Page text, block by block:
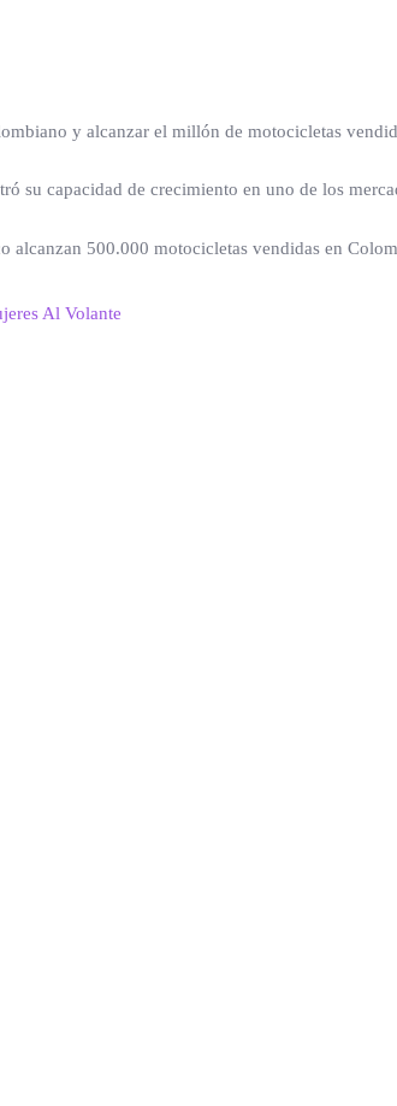
y alcanzar el millón de motocicletas
su capacidad de crecimiento en uno de los
Al Volante